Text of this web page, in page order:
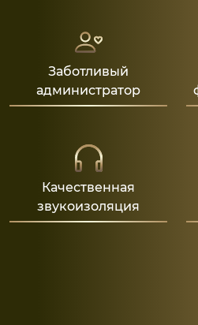
Заботливый
администратор
Качественная
звукоизоляция